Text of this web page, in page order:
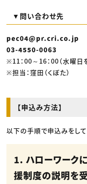
▼問い合わせ先
pec04@pr.cri.co.jp
03-4550-0063
※11：00～16：00（水曜日
※担当：窪田（くぼた）
【申込み方法】
以下の手順で申込みをして
1. ハローワーク
援制度の説明を受